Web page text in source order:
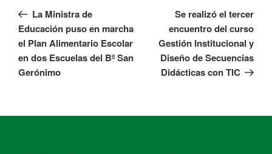
La Ministra de
Educación puso en marcha
el Plan Alimentario Escolar
en dos Escuelas del Bº San
Gerónimo
Se realizó el tercer
encuentro del curso
Gestión Institucional y
Diseño de Secuencias
Didácticas con TIC